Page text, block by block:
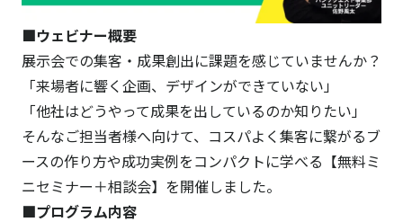
■ウェビナー概要
展示会での集客・成果創出に課題を感じていませんか？
「来場者に響く企画、デザインができていない」
「他社はどうやって成果を出しているのか知りたい」
そんなご担当者様へ向けて、コスパよく集客に繋がるブ
ースの作り方や成功実例をコンパクトに学べる【無料ミ
ニセミナー＋相談会】を開催しました。
■プログラム内容